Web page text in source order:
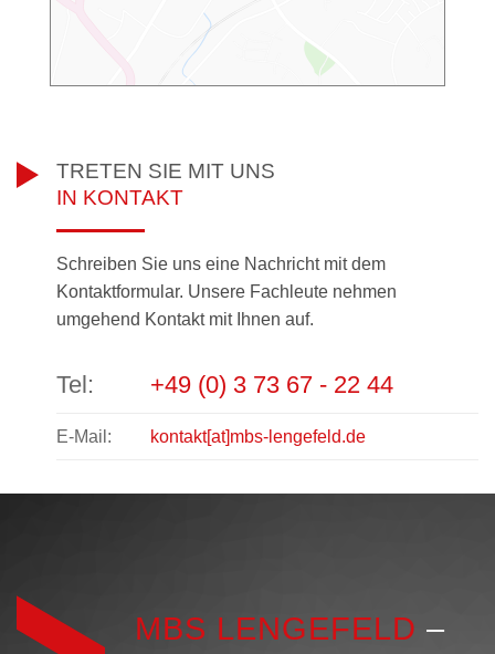
TRETEN SIE MIT UNS
IN KONTAKT
Schreiben Sie uns eine Nachricht mit dem
Kontaktformular. Unsere Fachleute nehmen
umgehend Kontakt mit Ihnen auf.
Tel: +49 (0) 3 73 67 - 22 44
E-Mail: kontakt[at]mbs-lengefeld.de
MBS LENGEFELD –